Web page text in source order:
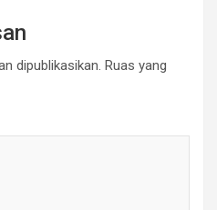
dipublikasikan. Ruas yang